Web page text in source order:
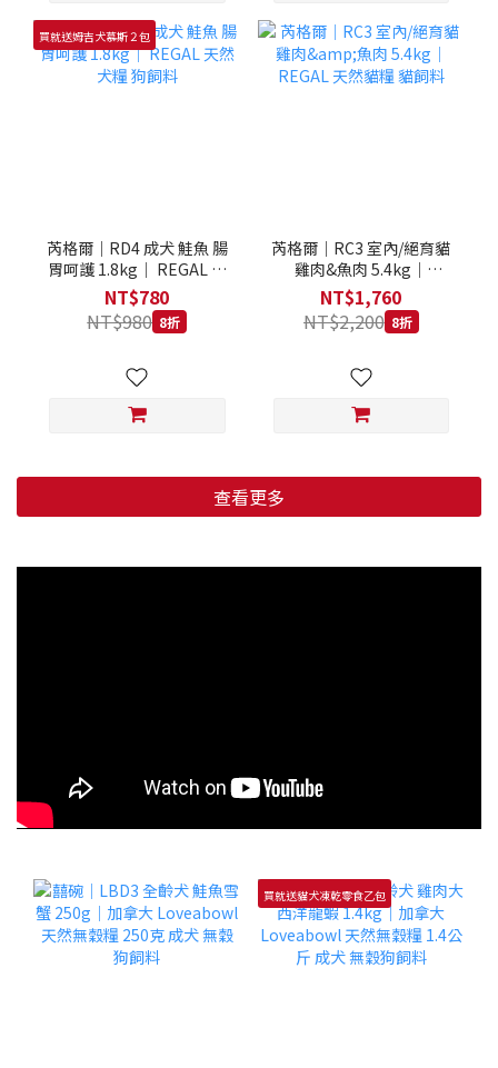
買就送姆吉犬慕斯２包
芮格爾｜RD4 成犬 鮭魚 腸
胃呵護 1.8kg｜ REGAL 天
然犬糧 狗飼料
NT$780
NT$980 8折
芮格爾｜RC3 室內/絕育貓
雞肉&魚肉 5.4kg｜
REGAL 天然貓糧 貓飼料
NT$1,760
NT$2,200 8折
查看更多
買就送貓犬凍乾零食乙包